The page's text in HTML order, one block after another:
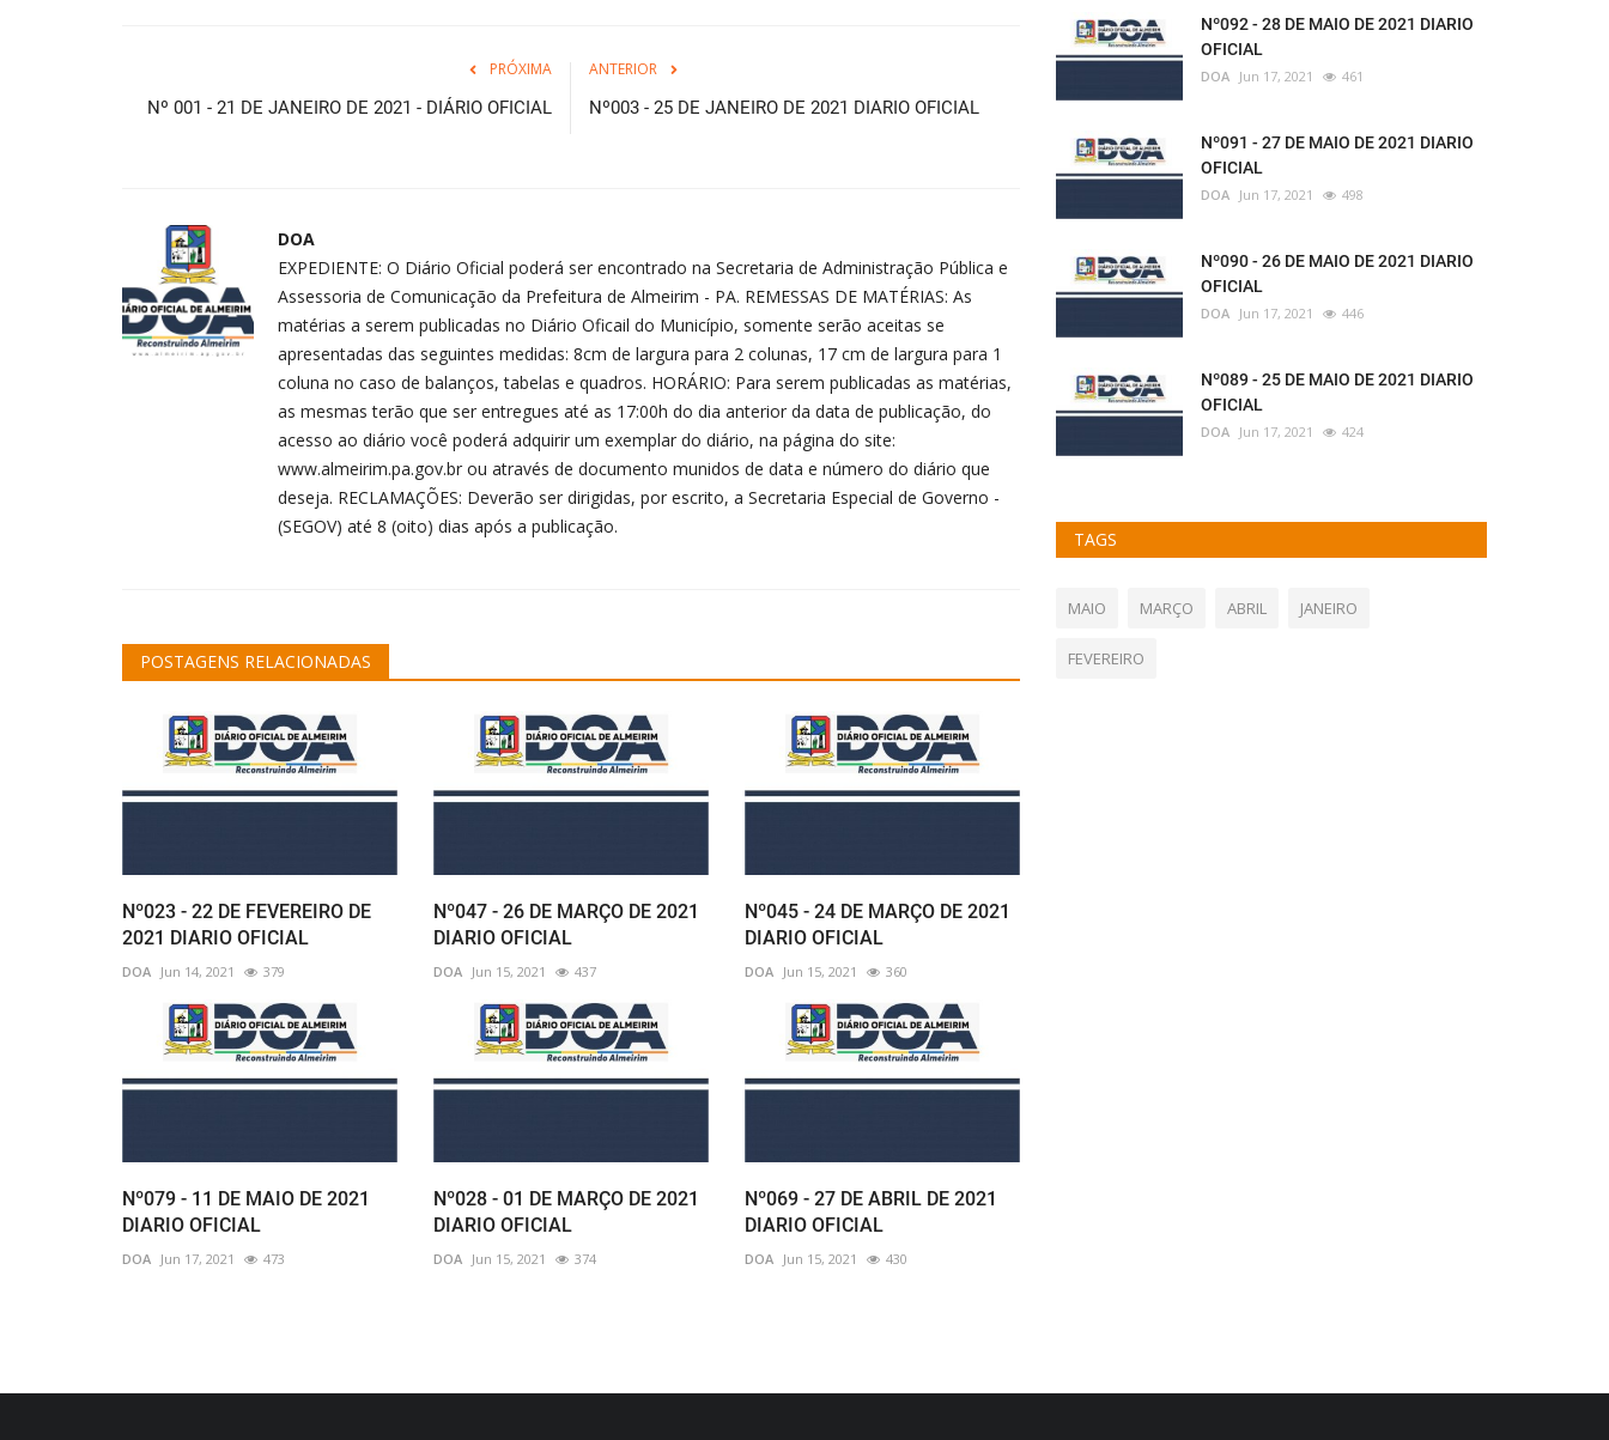
PRÓXIMA
Nº 001 - 21 DE JANEIRO DE 2021 - DIÁRIO OFICIAL
ANTERIOR
Nº003 - 25 DE JANEIRO DE 2021 DIARIO OFICIAL
DOA
EXPEDIENTE: O Diário Oficial poderá ser encontrado na Secretaria de Administração Pública e
Assessoria de Comunicação da Prefeitura de Almeirim - PA. REMESSAS DE MATÉRIAS: As
matérias a serem publicadas no Diário Oficail do Município, somente serão aceitas se
apresentadas das seguintes medidas: 8cm de largura para 2 colunas, 17 cm de largura para 1
coluna no caso de balanços, tabelas e quadros. HORÁRIO: Para serem publicadas as matérias,
as mesmas terão que ser entregues até as 17:00h do dia anterior da data de publicação, do
acesso ao diário você poderá adquirir um exemplar do diário, na página do site:
www.almeirim.pa.gov.br ou através de documento munidos de data e número do diário que
deseja. RECLAMAÇÕES: Deverão ser dirigidas, por escrito, a Secretaria Especial de Governo -
(SEGOV) até 8 (oito) dias após a publicação.
POSTAGENS RELACIONADAS
Nº023 - 22 DE FEVEREIRO DE
2021 DIARIO OFICIAL
DOA Jun 14, 2021 379
Nº047 - 26 DE MARÇO DE 2021
DIARIO OFICIAL
DOA Jun 15, 2021 437
Nº045 - 24 DE MARÇO DE 2021
DIARIO OFICIAL
DOA Jun 15, 2021 360
Nº079 - 11 DE MAIO DE 2021
DIARIO OFICIAL
DOA Jun 17, 2021 473
Nº028 - 01 DE MARÇO DE 2021
DIARIO OFICIAL
DOA Jun 15, 2021 374
Nº069 - 27 DE ABRIL DE 2021
DIARIO OFICIAL
DOA Jun 15, 2021 430
Nº092 - 28 DE MAIO DE 2021 DIARIO
OFICIAL
DOA Jun 17, 2021 461
Nº091 - 27 DE MAIO DE 2021 DIARIO
OFICIAL
DOA Jun 17, 2021 498
Nº090 - 26 DE MAIO DE 2021 DIARIO
OFICIAL
DOA Jun 17, 2021 446
Nº089 - 25 DE MAIO DE 2021 DIARIO
OFICIAL
DOA Jun 17, 2021 424
TAGS
MAIO MARÇO ABRIL JANEIRO
FEVEREIRO